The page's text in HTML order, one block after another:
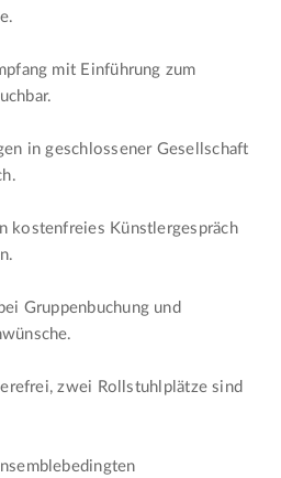
mit Einführung zum
in geschlossener Gesellschaft
kostenfreies Künstlergespräch
Gruppenbuchung und
zwei Rollstuhlplätze sind